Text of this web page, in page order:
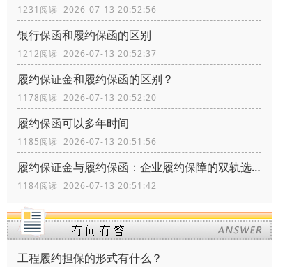
1231阅读 2026-07-13 20:52:56
银行保函和履约保函的区别
1212阅读 2026-07-13 20:52:37
履约保证金和履约保函的区别？
1178阅读 2026-07-13 20:52:20
履约保函可以多年时间
1185阅读 2026-07-13 20:51:56
履约保证金与履约保函：企业履约保障的双轨选择
1184阅读 2026-07-13 20:51:42
工程履约担保的形式有什么？